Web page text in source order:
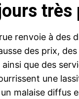
très
renvoie à des
des prix,
que des
une
malaise diffus